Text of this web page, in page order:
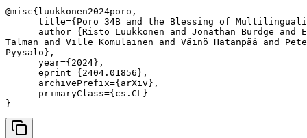
@misc{luukkonen2024poro,
title={Poro 34B and the Blessing of
author={Risto Luukkonen and Jonathan Burdge and
Talman and Ville Komulainen and Väinö Hatanpää and
Pyysalo},
      year={2024},
      eprint={2404.01856},
      archivePrefix={arXiv},
      primaryClass={cs.CL}
}